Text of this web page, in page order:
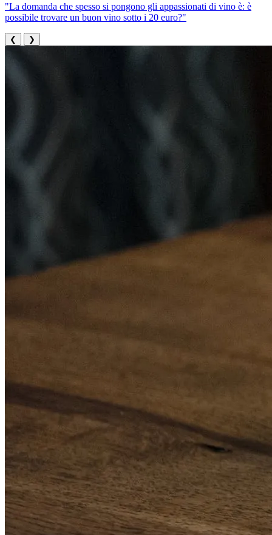
"La domanda che spesso si pongono gli appassionati di vino è: è
possibile trovare un buon vino sotto i 20 euro?"
❮ ❯